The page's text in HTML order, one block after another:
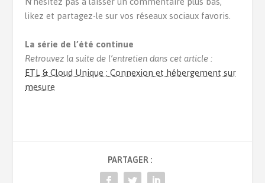
likez et partagez-le sur vos réseaux sociaux favoris.
La série de l’été continue
Retrouvez la suite de l’entretien dans cet article :
ETL & Cloud Unique : Connexion et hébergement sur
mesure
PARTAGER :